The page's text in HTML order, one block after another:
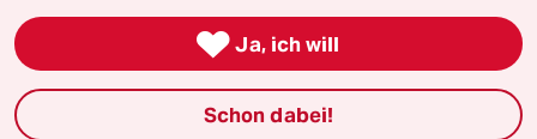
Seitenwende Einwilligungen widerrufen (Ads)
 Ja, ich will
Schon dabei!